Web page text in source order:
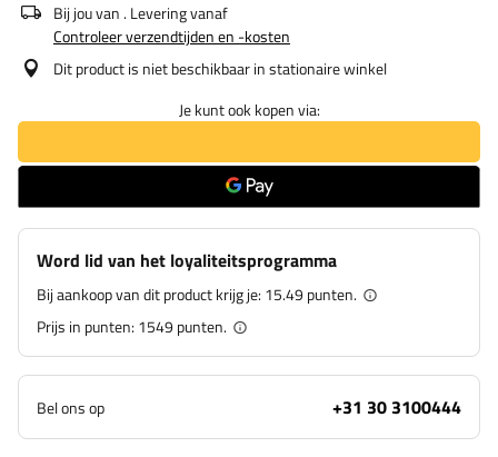
Bij jou van . Levering vanaf
Controleer verzendtijden en -kosten
Dit product is niet beschikbaar in stationaire winkel
Je kunt ook kopen via:
Word lid van het loyaliteitsprogramma
Bij aankoop van dit product krijg je: 15.49 punten.
Prijs in punten: 1549punten.
Bel ons op +31 30 3100444